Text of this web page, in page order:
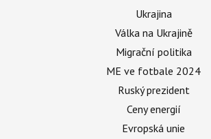
Ukrajina
Válka na Ukrajině
Migrační politika
ME ve fotbale 2024
Ruský prezident
Ceny energií
Evropská unie